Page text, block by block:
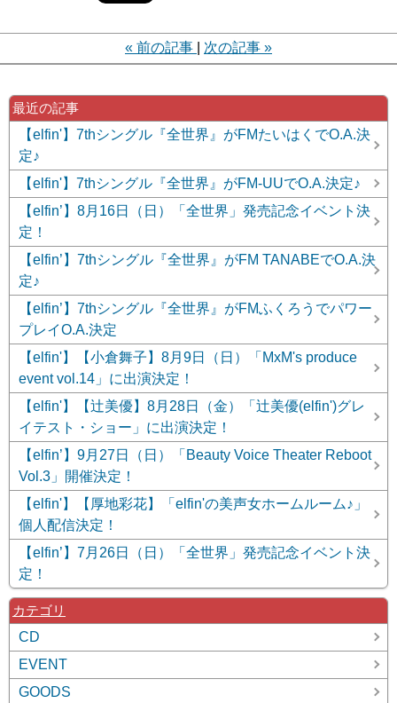
« 前の記事 次の記事 »
最近の記事
【elfin'】7thシングル『全世界』がFMたいはくでO.A.決
定♪
【elfin'】7thシングル『全世界』がFM-UUでO.A.決定♪
【elfin’】8月16日（日）「全世界」発売記念イベント決
定！
【elfin’】7thシングル『全世界』がFM TANABEでO.A.決
定♪
【elfin’】7thシングル『全世界』がFMふくろうでパワー
プレイO.A.決定
【elfin'】【小倉舞子】8月9日（日）「MxM's produce
event vol.14」に出演決定！
【elfin'】【辻美優】8月28日（金）「辻美優(elfin')グレ
イテスト・ショー」に出演決定！
【elfin’】9月27日（日）「Beauty Voice Theater Reboot
Vol.3」開催決定！
【elfin'】【厚地彩花】「elfin'の美声女ホームルーム♪」
個人配信決定！
【elfin’】7月26日（日）「全世界」発売記念イベント決
定！
カテゴリ
CD
EVENT
GOODS